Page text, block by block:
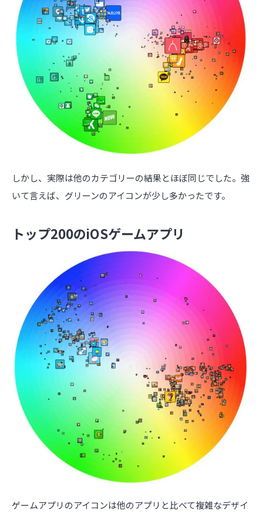
しかし、実際は他のカテゴリーの結果とほぼ同じでした。強
いて言えば、グリーンのアイコンが少し多かったです。
トップ200のiOSゲームアプリ
ゲームアプリのアイコンは他のアプリと比べて複雑なデザイ